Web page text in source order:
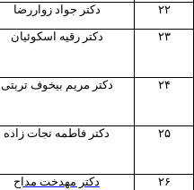
۲۲ دکتر جواد زواررضا
۲۳
دکتر رقیه اسکوئیان
۲۴ دکتر مریم بیخوف تربتی
۲۵ دکتر فاطمه نجات زاده
۲۶ دکتر مهدخت مداح